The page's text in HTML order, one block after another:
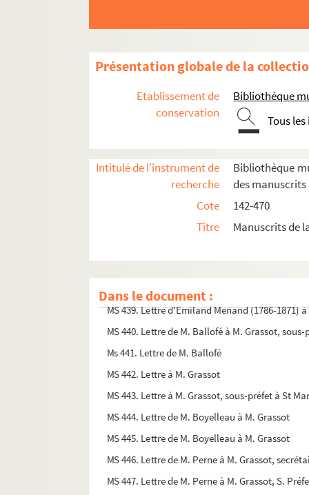
Présentation globale de la
Etablissement de
conservation
Bibliothèque
Tous
Intitulé de l'instrument de
recherche
Bibliothèque
des manuscrits
Cote
142-470
Titre
Manuscrits de
Dans le document :
MS 391. Cahier de Chansons du Soldat
MS 392. La Fleur cueillie ou La petite Nanon :
MS 393. Les négociants en vins de Chalon
MS 394. Candidature de François Chabas au
MS 395. Observations sur une maladie
MS 397. Recueil de 84 planches consacrées
MS 398 à 424. Lettres d'Auxonne-Marie
MS 425 à 434. Lettres d'Auxonne-Marie
MS 435. Lettres d'Auxonne-Marie Théodose
MS 438. Lettre de M. Chapuys de Montlaville
MS 439. Lettre d'Émiland Menand (1786-
MS 440. Lettre de M. Ballofé à M. Grassot,
Ms 441. Lettre de M. Ballofé
MS 442. Lettre à M. Grassot
MS 443. Lettre à M. Grassot, sous-préfet à St
MS 444. Lettre de M. Boyelleau à M. Grassot
MS 445. Lettre de M. Boyelleau à M. Grassot
MS 446. Lettre de M. Perne à M. Grassot,
MS 447. Lettre de M. Perne à M. Grassot, S.